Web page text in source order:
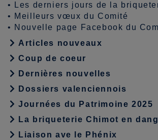
•
Les derniers jours de la
• Meilleurs vœux du Comité
• Nouvelle page Facebook du
Articles nouveaux
Coup de coeur
Dernières nouvelles
Dossiers valenciennois
Journées du Patrimoine 2025
La briqueterie Chimot en
Liaison ave le Phénix